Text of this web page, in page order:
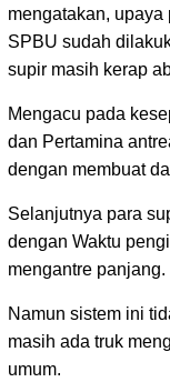
mengatakan, upaya
SPBU sudah
supir masih kerap
Mengacu pada
dan Pertamina
dengan membuat
Selanjutnya para
dengan Waktu
mengantre panjang.
Namun sistem ini
masih ada truk
umum.